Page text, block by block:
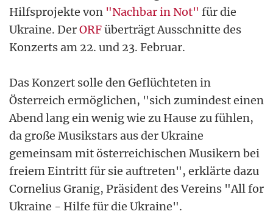
Hilfsprojekte von "Nachbar in Not" für die
Ukraine. DerORFüberträgt Ausschnitte des
Konzerts am 22. und 23. Februar.
Das Konzert solle den Geflüchteten in
Österreich ermöglichen, "sich zumindest einen
Abend lang ein wenig wie zu Hause zu fühlen,
da große Musikstars aus der Ukraine
gemeinsam mit österreichischen Musikern bei
freiem Eintritt für sie auftreten", erklärte dazu
Cornelius Granig, Präsident des Vereins "All for
Ukraine - Hilfe für die Ukraine".